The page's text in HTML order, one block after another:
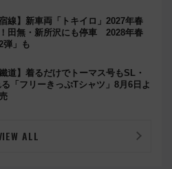
宿線】新車両「トキイロ」2027年春
田無・新所沢にも停車 2028年春
弾」も
鐵道】着るだけでトーマス号もSL・
「フリーきっぷTシャツ」8月6日よ
ALL